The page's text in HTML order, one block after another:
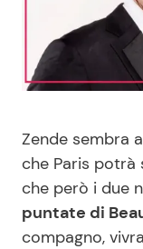
Moda e Style
Mondo Mamma
News
Salute
Zende sembra
che Paris potrà
che però i due
puntate di
compagno,